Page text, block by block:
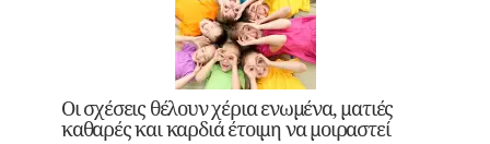
Οι σχέσεις θέλουν χέρια ενωμένα, ματιές
καθαρές και καρδιά έτοιμη να μοιραστεί